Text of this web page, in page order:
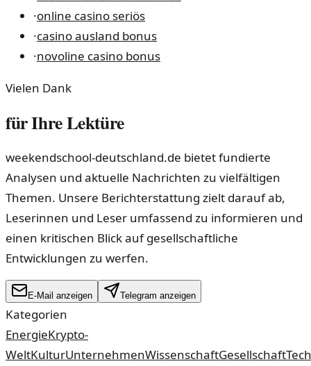
·online casino seriös
·casino ausland bonus
·novoline casino bonus
Vielen Dank
für Ihre Lektüre
weekendschool-deutschland.de bietet fundierte
Analysen und aktuelle Nachrichten zu vielfältigen
Themen. Unsere Berichterstattung zielt darauf ab,
Leserinnen und Leser umfassend zu informieren und
einen kritischen Blick auf gesellschaftliche
Entwicklungen zu werfen.
E-Mail anzeigen Telegram anzeigen
Kategorien
EnergieKrypto-
WeltKulturUnternehmenWissenschaftGesellschaft